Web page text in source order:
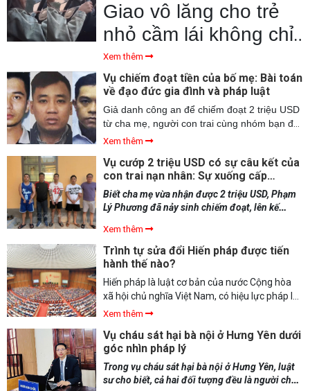
Giao vô lăng cho trẻ
nhỏ cầm lái không chỉ
vi phạm giao thông mà
còn tiềm ẩn rủi ro mất
an toàn cho trẻ, hiểm
họa khôn lường.
Xem thêm
Vụ chiếm đoạt tiền của bố mẹ: Bài toán
về đạo đức gia đình và pháp luật
Giả danh công an để chiếm đoạt 2 triệu USD
từ cha mẹ, người con trai cùng nhóm bạn đã
lên kế hoạch tinh vi để thực hiện hành vi
cảnh báo sự xuống cấp nghiêm trọng của
một bộ phận giới trẻ.
Xem thêm
Vụ cướp 2 triệu USD có sự câu kết của
con trai nạn nhân: Sự xuống cấp
nghiêm trọng về đạo đức
Biết cha mẹ vừa nhận được 2 triệu USD, Phạm
Lý Phương đã nảy sinh chiếm đoạt, lên kế
trai của nạn nhân chính là người khởi xướng.
Sự việc cho thấy sự xuống cấp nghiêm trọng
đạo đức xã hội trong một bộ phận giới trẻ”,
Phòng luật sư Chính Pháp (Đoàn luật sư Thành
phố Hà Nội) cho biết.
Xem thêm
Trình tự sửa đổi Hiến pháp được tiến
hành thế nào?
Hiến pháp là luật cơ bản của nước Cộng hòa
xã hội chủ nghĩa Việt Nam, có hiệu lực pháp lý
cao nhất. Mọi văn bản pháp luật khác phải
sẽ tiến hành trình tự sửa đổi Hiến pháp để phù
hợp với tình hình mới.
Xem thêm
Vụ cháu sát hại bà nội ở Hưng Yên dưới
góc nhìn pháp lý
Trong vụ cháu sát hại bà nội ở Hưng Yên, luật
sư cho biết, cả hai đối tượng đều là người chưa